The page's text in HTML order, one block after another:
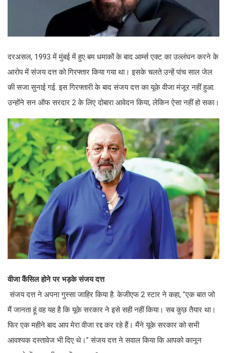
दरअसल, 1993 में मुंबई में हुए बम धमाकों के बाद आर्म्स एक्ट का उल्लंघन करने के
आरोप में संजय दत्त को गिरफ्तार किया गया था। इसके चलते उन्हें पांच साल जेल
की सजा सुनाई गई. इस गिरफ्तारी के बाद संजय दत्त का यूके वीजा मंजूर नहीं हुआ.
उन्होंने सन ऑफ सरदार 2 के लिए दोबारा आवेदन किया, लेकिन ऐसा नहीं हो सका।
वीजा कैंसिल होने पर भड़के संजय दत्त
संजय दत्त ने अपना गुस्सा जाहिर किया है. केजीएफ 2 स्टार ने कहा, "एक बात जो
मैं जानता हूं वह यह है कि यूके सरकार ने इसे सही नहीं किया। सब कुछ तैयार था।
फिर एक महीने बाद आप मेरा वीजा रद्द कर रहे हैं। मैंने यूके सरकार को सभी
आवश्यक दस्तावेज भी दिए थे।" संजय दत्त ने सवाल किया कि आपको कानून